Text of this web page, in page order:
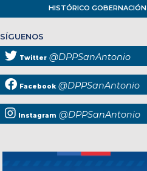
HISTÓRICO GOBERNACIÓN
SÍGUENOS
Twitter @DPPSanAntonio
Facebook @DPPSanAntonio
Instagram @DPPSanAntonio